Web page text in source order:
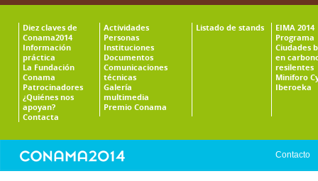
Diez claves de
Conama2014
Información
práctica
La Fundación
Conama
Patrocinadores
¿Quiénes nos
apoyan?
Contacta
Actividades
Personas
Instituciones
Documentos
Comunicaciones
técnicas
Galería
multimedia
Premio Conama
Listado de stands
EIMA 2014
Programa
Ciudades
en
resilentes
Miniforo
Iberoeka
Contacto